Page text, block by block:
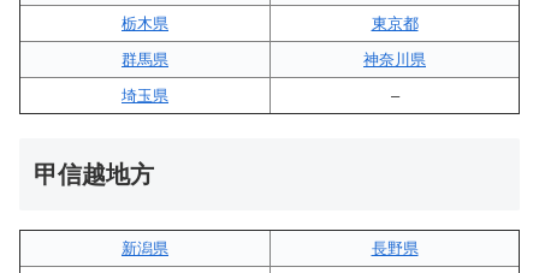
栃木県
東京都
群馬県
神奈川県
埼玉県
–
甲信越地方
新潟県
長野県